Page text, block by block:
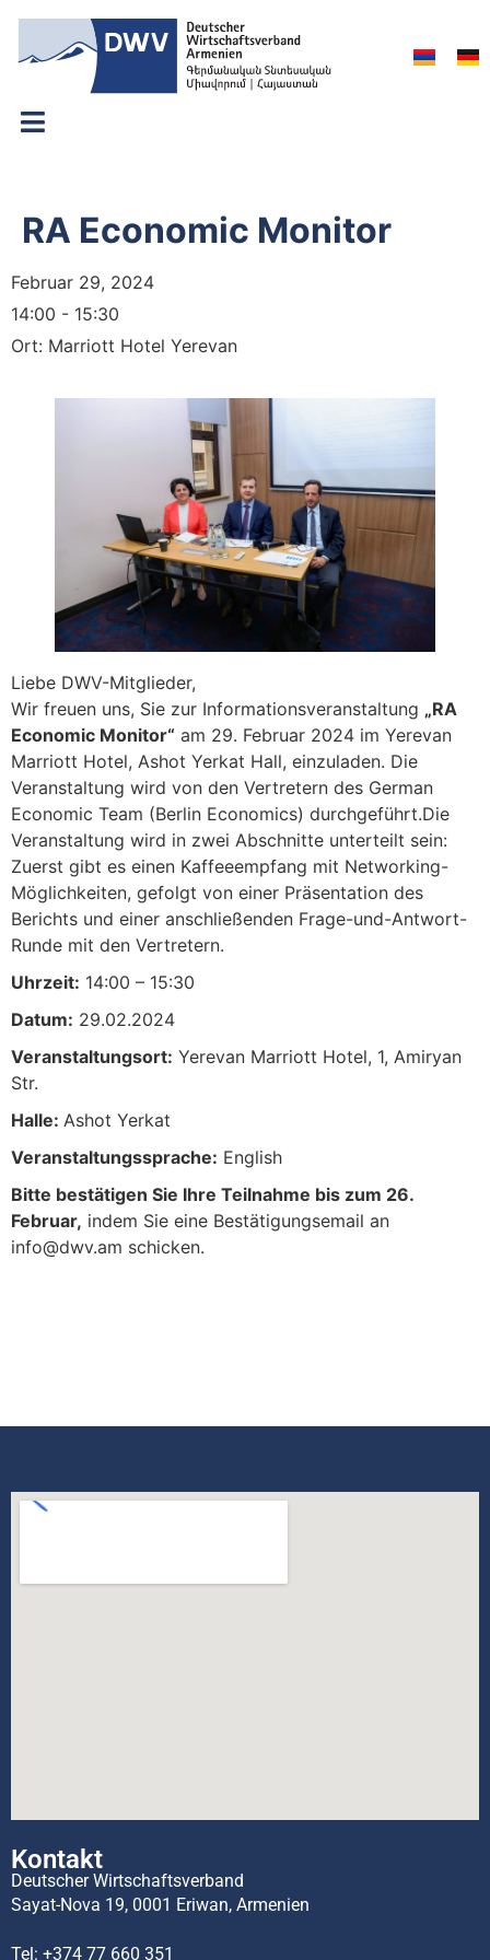
RA Economic Monitor
Februar 29, 2024
14:00 - 15:30
Ort: Marriott Hotel Yerevan
Liebe DWV-Mitglieder,
Wir freuen uns, Sie zur Informationsveranstaltung „RA
Economic Monitor“ am 29. Februar 2024 im Yerevan
Marriott Hotel, Ashot Yerkat Hall, einzuladen. Die
Veranstaltung wird von den Vertretern des German
Economic Team (Berlin Economics) durchgeführt.Die
Veranstaltung wird in zwei Abschnitte unterteilt sein:
Zuerst gibt es einen Kaffeeempfang mit Networking-
Möglichkeiten, gefolgt von einer Präsentation des
Berichts und einer anschließenden Frage-und-Antwort-
Runde mit den Vertretern.
Uhrzeit: 14:00 – 15:30
Datum: 29.02.2024
Veranstaltungsort: Yerevan Marriott Hotel, 1, Amiryan
Str.
Halle: Ashot Yerkat
Veranstaltungssprache: English
Bitte bestätigen Sie Ihre Teilnahme bis zum 26.
Februar, indem Sie eine Bestätigungsemail an
info@dwv.am schicken.
Kontakt
Deutscher Wirtschaftsverband
Sayat-Nova 19, 0001 Eriwan, Armenien
Tel: +374 77 660 351